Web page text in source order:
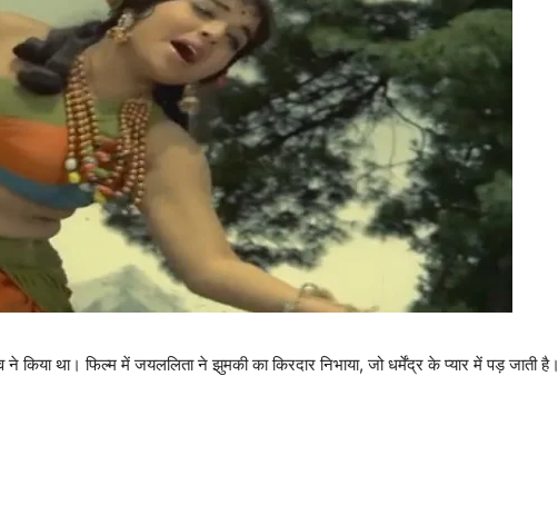
ने किया था। फिल्‍म में जयललिता ने झुमकी का किरदार निभाया, जो धर्मेंद्र के प्‍यार में पड़ जाती है।